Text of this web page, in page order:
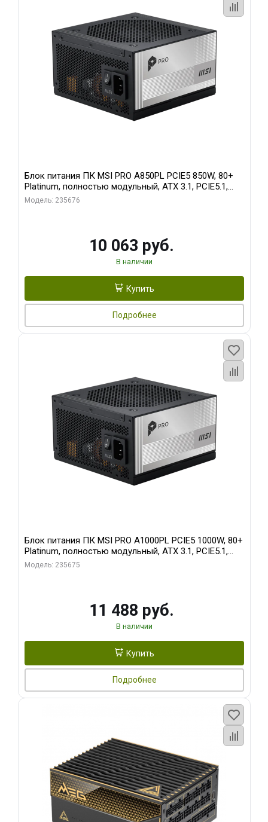
Блок питания ПК MSI PRO A850PL PCIE5 850W, 80+
Platinum, полностью модульный, ATX 3.1, PCIE5.1,
RTL
Модель: 235676
10 063 руб.
В наличии
Купить
Подробнее
Блок питания ПК MSI PRO A1000PL PCIE5 1000W, 80+
Platinum, полностью модульный, ATX 3.1, PCIE5.1,
RTL
Модель: 235675
11 488 руб.
В наличии
Купить
Подробнее